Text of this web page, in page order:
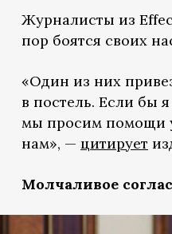
Журналисты из
пор боятся своих
«Один из них
в постель. Если бы
мы просим помощи
нам», — цитирует
Молчаливое